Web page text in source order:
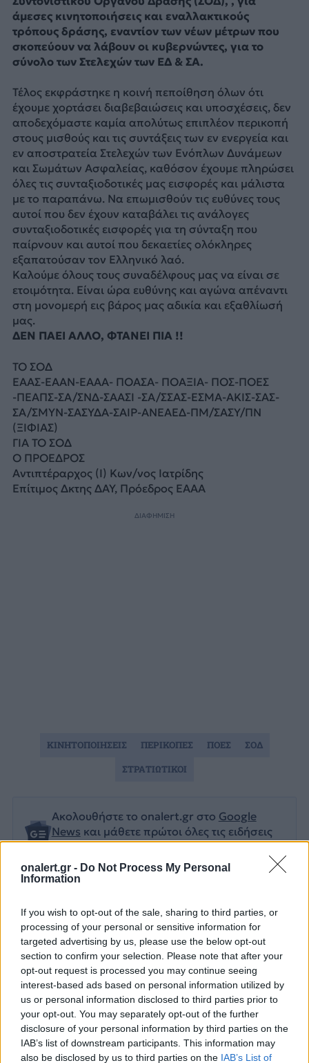
onalert.gr - Do Not Process My Personal
Information
If you wish to opt-out of the sale, sharing to third parties, or
processing of your personal or sensitive information for
targeted advertising by us, please use the below opt-out
section to confirm your selection. Please note that after your
opt-out request is processed you may continue seeing
interest-based ads based on personal information utilized by
us or personal information disclosed to third parties prior to
your opt-out. You may separately opt-out of the further
disclosure of your personal information by third parties on the
IAB’s list of downstream participants. This information may
also be disclosed by us to third parties on the IAB’s List of
Διάβασε επίσης
άμεσες κινητοποιήσεις και εναλλακτικούς
τρόπους δράσης, εναντίον των νέων μέτρων που
σκοπεύουν να λάβουν οι κυβερνώντες, για το
σύνολο των Στελεχών των ΕΔ & ΣΑ.
Τέλος εκφράστηκε η κοινή πεποίθηση όλων ότι
έχουμε χορτάσει διαβεβαιώσεις και υποσχέσεις, δεν
αποδεχόμαστε καμία απολύτως επιπλέον περικοπή
στους μισθούς και τις συντάξεις των εν ενεργεία και
εν αποστρατεία Στελεχών των Ενόπλων Δυνάμεων
και Σωμάτων Ασφαλείας, καθόσον έχουμε πληρώσει
όλες τις συνταξιοδοτικές μας εισφορές και μάλιστα
με το παραπάνω. Να επωμισθούν τις ευθύνες τους
αυτοί που δεν έχουν καταβάλει τις ανάλογες
συνταξιοδοτικές εισφορές για τη σύνταξη που
παίρνουν και αυτοί που δεκαετίες ολόκληρες
εξαπατούσαν τον Ελληνικό λαό.
Καλούμε όλους τους συναδέλφους μας να είναι σε
ετοιμότητα. Είναι ώρα ευθύνης και αγώνα απέναντι
στη μονομερή εις βάρος μας αδικία και εξαθλίωσή
μας.
ΔΕΝ ΠΑΕΙ ΑΛΛΟ, ΦΤΑΝΕΙ ΠΙΑ !!
ΤΟ ΣΟΔ
ΕΑΑΣ-ΕΑΑΝ-ΕΑΑΑ- ΠΟΑΣΑ- ΠΟΑΞΙΑ- ΠΟΣ-ΠΟΕΣ
-ΠΕΑΠΣ-ΣΑ/ΣΝΔ-ΣΑΑΣΙ -ΣΑ/ΣΣΑΣ-ΕΣΜΑ-ΑΚΙΣ-ΣΑΣ-
ΣΑ/ΣΜΥΝ-ΣΑΣΥΔΑ-ΣΑΙΡ-ΑΝΕΑΕΔ-ΠΜ/ΣΑΣΥ/ΠΝ
(ΞΙΦΙΑΣ)
ΓΙΑ ΤΟ ΣΟΔ
Ο ΠΡΟΕΔΡΟΣ
Αντιπτέραρχος (Ι) Κων/νος Ιατρίδης
Επίτιμος Δκτης ΔΑΥ, Πρόεδρος ΕΑΑΑ
ΔΙΑΦΗΜΙΣΗ
Ακολουθήστε το onalert.gr στο Google
News και μάθετε πρώτοι όλες τις ειδήσεις
για την άμυνα.
ΚΙΝΗΤΟΠΟΙΗΣΕΙΣ ΠΕΡΙΚΟΠΕΣ ΠΟΕΣ
ΣΟΔ
ΣΤΡΑΤΙΩΤΙΚΟΙ